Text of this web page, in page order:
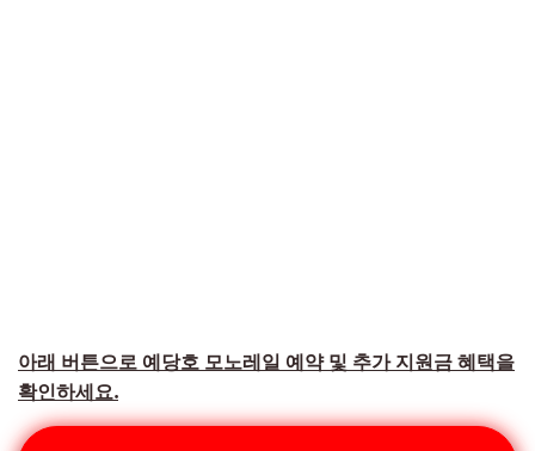
아래 버튼으로 예당호 모노레일 예약 및 추가 지원금 혜택을
확인하세요.